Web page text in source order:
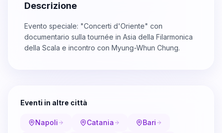
Descrizione
Evento speciale: "Concerti d'Oriente" con
documentario sulla tournée in Asia della Filarmonica
della Scala e incontro con Myung-Whun Chung.
Eventi in altre città
Napoli Catania Bari